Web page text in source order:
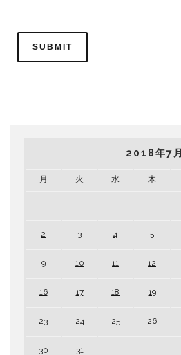
2018年7月
月 火 水 木
2 3 4 5
9 10 11 12
16 17 18 19
23 24 25 26
30 31